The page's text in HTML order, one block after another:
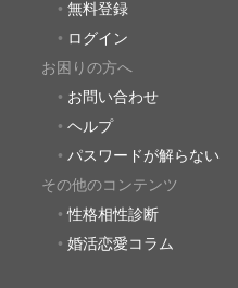
無料登録
ログイン
お困りの方へ
お問い合わせ
ヘルプ
パスワードが解らない
その他のコンテンツ
性格相性診断
婚活恋愛コラム